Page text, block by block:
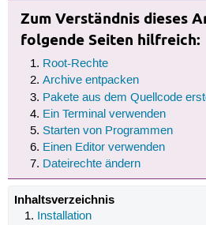
Zum Verständnis dieses
folgende Seiten hilfreich:
Root-Rechte
Archive entpacken
Pakete aus dem Quellcode
Ein Terminal verwenden
Starten von Programmen
Einen Editor verwenden
Dateirechte ändern
Inhaltsverzeichnis
Installation